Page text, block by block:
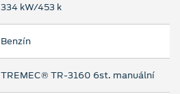
334 kW/453 k
Benzín
TREMEC® TR-3160 6st. manuální